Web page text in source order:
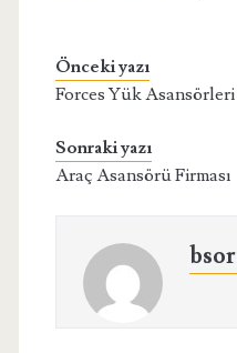
Önceki yazı
Forces Yük Asansörleri
Sonraki yazı
Araç Asansörü Firması